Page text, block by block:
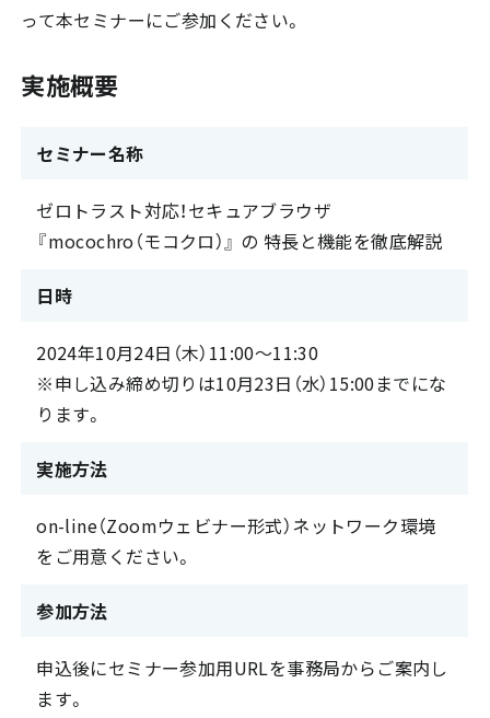
って本セミナーにご参加ください。
実施概要
セミナー名称
ゼロトラスト対応！セキュアブラウザ
『mocochro（モコクロ）』 の 特長と機能を徹底解説
日時
2024年10月24日（木）11:00～11:30
※申し込み締め切りは10月23日（水）15:00までにな
ります。
実施方法
on-line（Zoomウェビナー形式）ネットワーク環境
をご用意ください。
参加方法
申込後にセミナー参加用URLを事務局からご案内し
ます。